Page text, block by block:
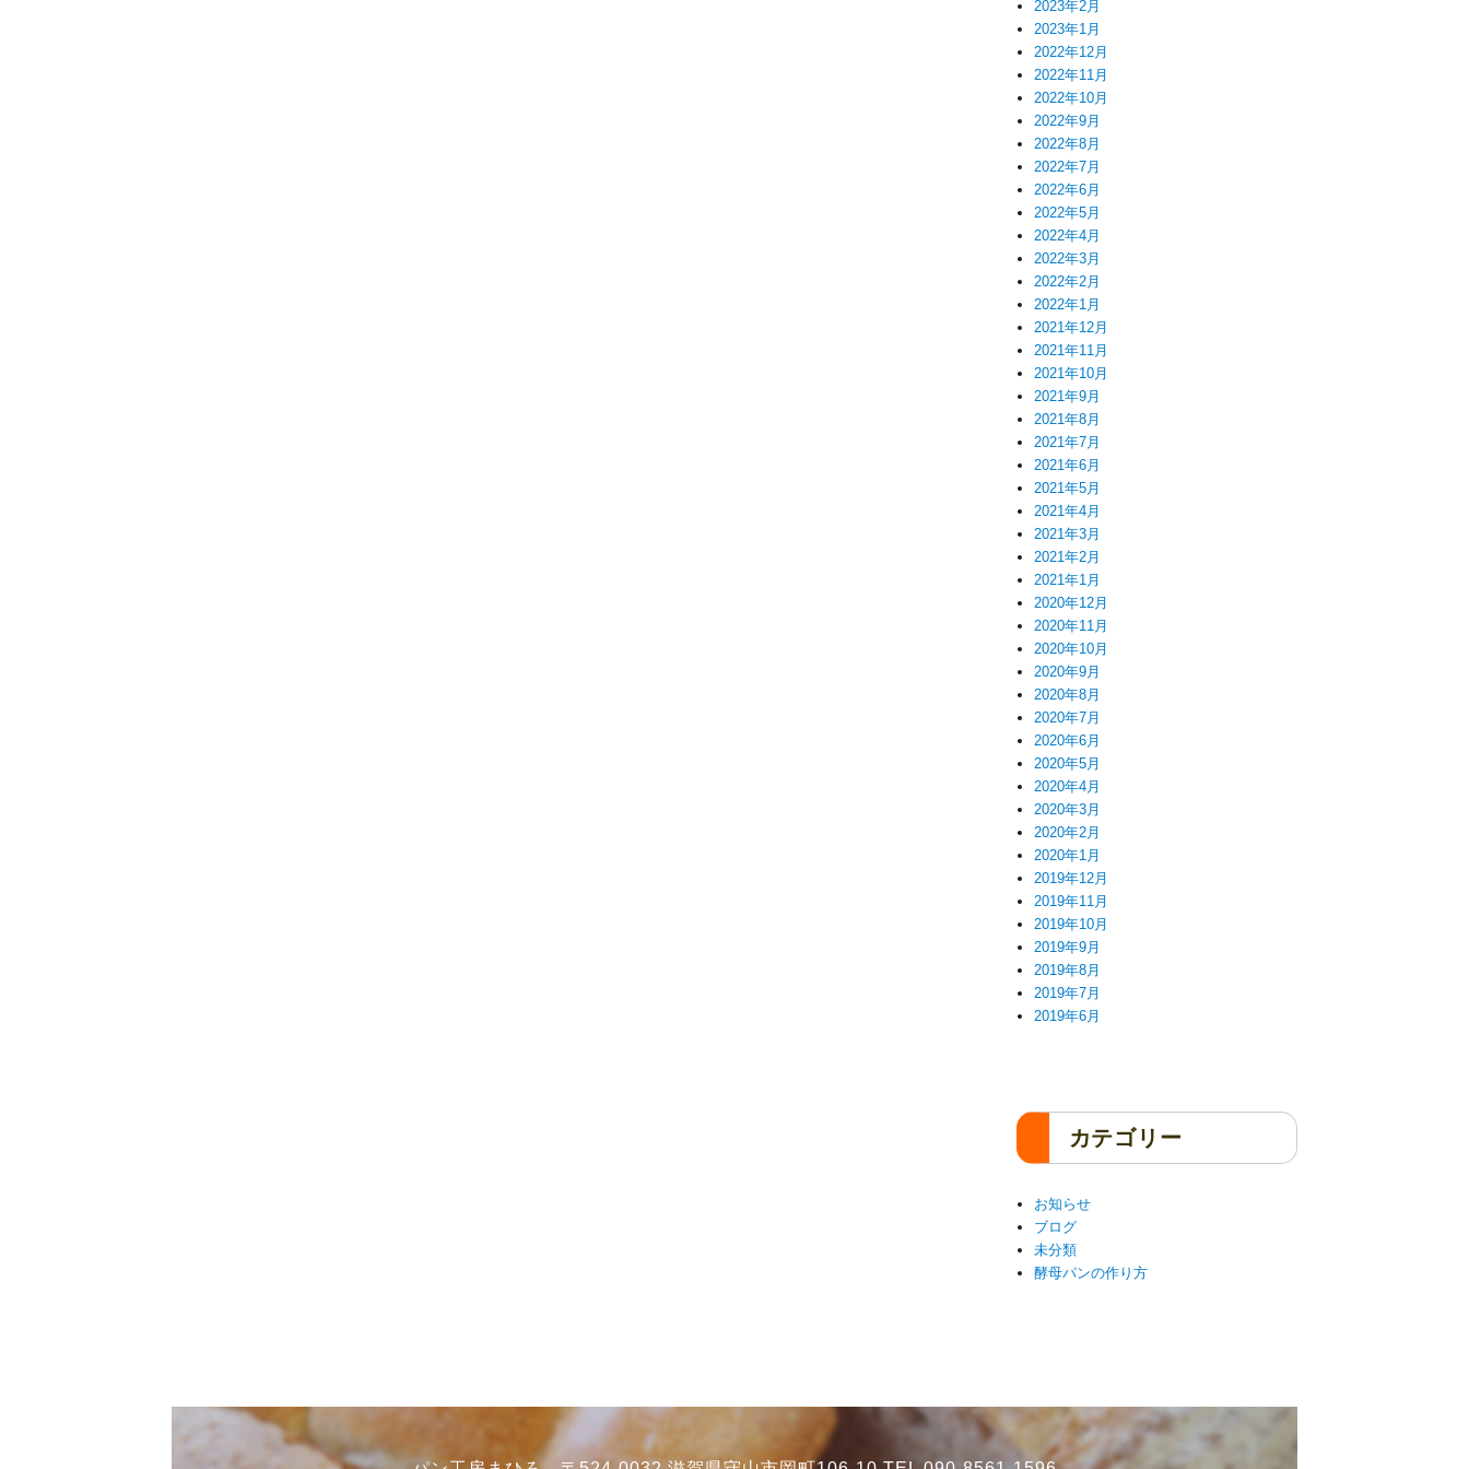
2023年2月
2023年1月
2022年12月
2022年11月
2022年10月
2022年9月
2022年8月
2022年7月
2022年6月
2022年5月
2022年4月
2022年3月
2022年2月
2022年1月
2021年12月
2021年11月
2021年10月
2021年9月
2021年8月
2021年7月
2021年6月
2021年5月
2021年4月
2021年3月
2021年2月
2021年1月
2020年12月
2020年11月
2020年10月
2020年9月
2020年8月
2020年7月
2020年6月
2020年5月
2020年4月
2020年3月
2020年2月
2020年1月
2019年12月
2019年11月
2019年10月
2019年9月
2019年8月
2019年7月
2019年6月
カテゴリー
お知らせ
ブログ
未分類
酵母パンの作り方